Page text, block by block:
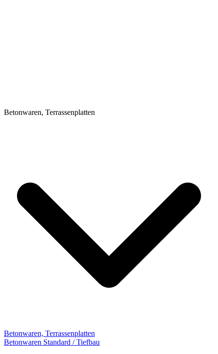
Betonwaren, Terrassenplatten
Betonwaren, Terrassenplatten
Betonwaren Standard / Tiefbau